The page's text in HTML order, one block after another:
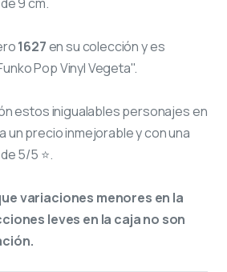
1627en su colección y es
Pop Vinyl Vegeta".
estos inigualables personajes en
un precio inmejorable y con una
5/5 ⭐.
variaciones menores en la
leves en la caja no son